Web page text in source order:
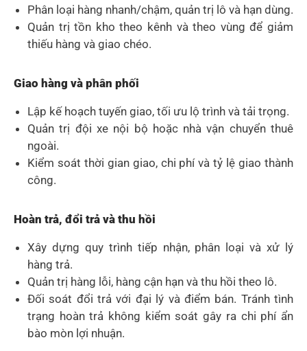
Phân loại hàng nhanh/chậm, quản trị lô và hạn dùng.
Quản trị tồn kho theo kênh và theo vùng để giảm
thiếu hàng và giao chéo.
Giao hàng và phân phối
Lập kế hoạch tuyến giao, tối ưu lộ trình và tải trọng.
Quản trị đội xe nội bộ hoặc nhà vận chuyển thuê
ngoài.
Kiểm soát thời gian giao, chi phí và tỷ lệ giao thành
công.
Hoàn trả, đổi trả và thu hồi
Xây dựng quy trình tiếp nhận, phân loại và xử lý
hàng trả.
Quản trị hàng lỗi, hàng cận hạn và thu hồi theo lô.
Đối soát đổi trả với đại lý và điểm bán. Tránh tình
trạng hoàn trả không kiểm soát gây ra chi phí ẩn
bào mòn lợi nhuận.